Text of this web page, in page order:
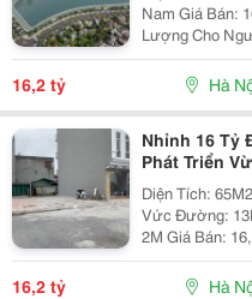
Nam Giá Bán: 16,2 Tỷ. Sổ Đỏ Chính Chủ. Có Thương
Lượng Cho Người Mua
Giá Tổ 33
Phát Triển Hạ
16,2 tỷ Hà
Nhỉnh 16 Tỷ
Phát Triển
30Ha
Diện Tích:
Vức Đường: 13M. Hướng: Nam. Vỉa Hè Mỗi Bên Rộng:
2M Giá Bán: 16,2 Tỷ. Sổ Đỏ Chính Chủ. Sẵn Sàng Giao
Dịch Vị Trí: Khu Đất Đấu Giá Tổ 33 Phường Long Biên
Mới, Xung
16,2 tỷ Hà